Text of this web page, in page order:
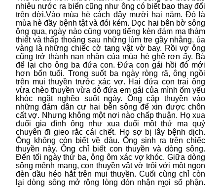
nhiêu nước ra biển cũng như ông có biết bao thay đổi
trên đời.Vào mùa hè cách đây mười hai năm. Đó là
mùa hè đầy bệnh tật và đói kém. Dọc hai bên bờ sông
ông qua, ngày nào cũng vọng tiếng kèn đám ma thảm
thiết và thấp thoáng sau những lùm tre gầy nhằng, úa
vàng là những chiếc cờ tang vật vờ bay. Rồi vợ ông
cũng trở thành nạn nhân của mùa hè ghê rợn ấy. Bà
để lại cho ông ba đứa con. Đứa con gái hồi đó mới
hơn bốn tuổi. Trong suốt ba ngày ròng rã, ông ngồi
trên mui thuyền trước xác vợ. Hai đứa con trai ông
vừa chèo thuyền vừa dỗ đứa em gái của mình ốm yếu
khóc ngặt nghẽo suốt ngày. Ông cập thuyền vào
những đám dân cư hai bên sông để xin được chôn
cất vợ. Nhưng không một nơi nào chấp thuận. Họ xua
đuổi gia đình ông như xua đuổi một thứ ma quỷ
chuyên đi gieo rắc cái chết. Họ sợ bị lây bệnh dịch.
Ông không còn biết về đâu. Ông sinh ra trên chiếc
thuyền này. Ông chỉ biết con thuyền và dòng sông.
Đến tối ngày thứ ba, ông ôm xác vợ khóc. Giữa dòng
sông mênh mang, con thuyền vật vờ trôi với một ngọn
đèn dầu héo hắt trên mui thuyền. Cuối cùng chỉ còn
lại dòng sông mở rộng lòng đón nhận mọi số phận.